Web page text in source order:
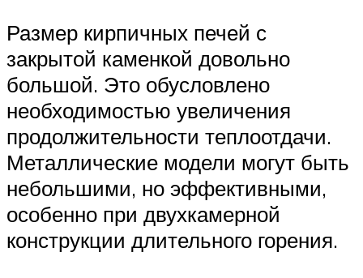
Размер кирпичных печей с
закрытой каменкой довольно
большой. Это обусловлено
необходимостью увеличения
продолжительности теплоотдачи.
Металлические модели могут быть
небольшими, но эффективными,
особенно при двухкамерной
конструкции длительного горения.